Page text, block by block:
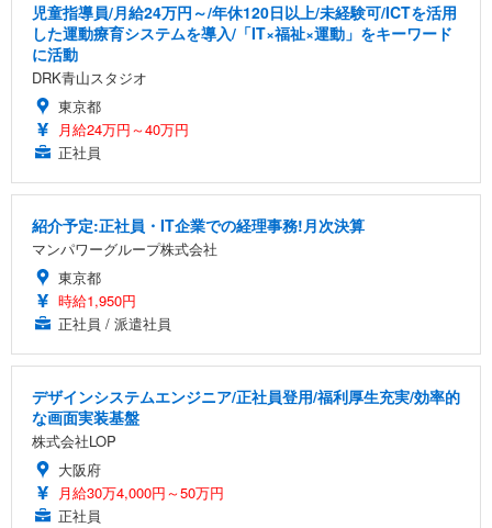
児童指導員/月給24万円～/年休120日以上/未経験可/ICTを活用
した運動療育システムを導入/「IT×福祉×運動」をキーワード
に活動
DRK青山スタジオ
東京都
月給24万円～40万円
正社員
紹介予定:正社員・IT企業での経理事務!月次決算
マンパワーグループ株式会社
東京都
時給1,950円
正社員 / 派遣社員
デザインシステムエンジニア/正社員登用/福利厚生充実/効率的
な画面実装基盤
株式会社LOP
大阪府
月給30万4,000円～50万円
正社員